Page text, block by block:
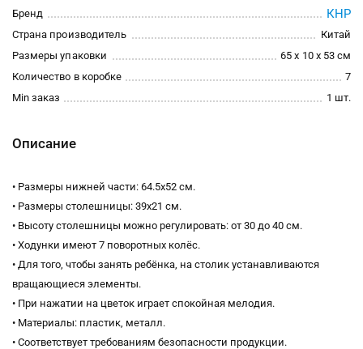
Бренд
КНР
Страна производитель
Китай
Размеры упаковки
65 x 10 x 53 см
Количество в коробке
7
Min заказ
1 шт.
Описание
• Размеры нижней части: 64.5х52 см.
• Размеры столешницы: 39х21 см.
• Высоту столешницы можно регулировать: от 30 до 40 см.
• Ходунки имеют 7 поворотных колёс.
• Для того, чтобы занять ребёнка, на столик устанавливаются
вращающиеся элементы.
• При нажатии на цветок играет спокойная мелодия.
• Материалы: пластик, металл.
• Соответствует требованиям безопасности продукции.